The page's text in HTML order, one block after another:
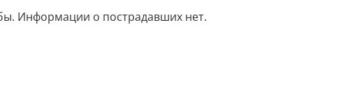
Информации о пострадавших нет.